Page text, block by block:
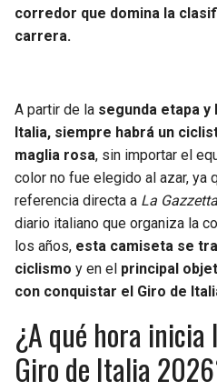
corredor que domina la
carrera.
A partir de la segunda etapa y
Italia, siempre habrá un
maglia rosa, sin importar el
color no fue elegido al azar, ya
referencia directa a La
diario italiano que organiza la
los años, esta camiseta se
ciclismo y en el principal
con conquistar el Giro de
¿A qué hora inicia
Giro de Italia